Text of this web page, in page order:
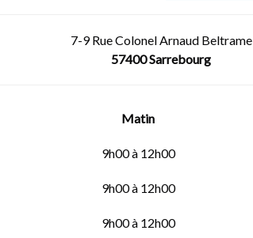
7-9 Rue Colonel Arnaud Beltrame
57400 Sarrebourg
Matin
9h00 à 12h00
9h00 à 12h00
9h00 à 12h00